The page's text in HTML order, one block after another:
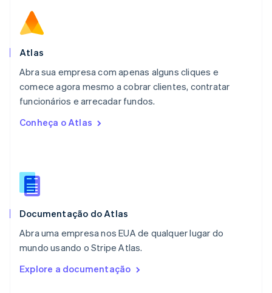
Atlas
Abra sua empresa com apenas alguns cliques e
comece agora mesmo a cobrar clientes, contratar
funcionários e arrecadar fundos.
Conheça o Atlas
Documentação do Atlas
Abra uma empresa nos EUA de qualquer lugar do
mundo usando o Stripe Atlas.
Explore a documentação
English
México
Español
English
Nova Zelândia
English
NederlandsEnglish
Português
RAE de Hong Kong, China
Reino Unido
República Tcheca
English
English